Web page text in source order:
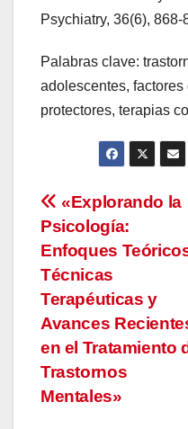
Psychiatry, 36(6), 868-
Palabras clave:
adolescentes,
protectores, terapias
Navegación
de
entradas
«Explorando la
Psicología:
Enfoques
Técnicas
Terapéuticas y
Avances
en el Tratamiento
Trastornos
Mentales»